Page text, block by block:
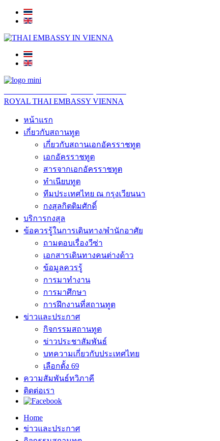
ROYAL THAI EMBASSY VIENNA
หน้าแรก
เกี่ยวกับสถานทูต
เกี่ยวกับสถานเอกอัครราชทูต
เอกอัครราชทูต
สารจากเอกอัครราชทูต
ทำเนียบทูต
ทีมประเทศไทย ณ กรุงเวียนนา
กงสุลกิตติมศักดิ์
บริการกงสุล
ข้อควรรู้ในการเดินทาง/พำนักอาศัย
ถามตอบเรื่องวีซ่า
เอกสารเดินทางคนต่างด้าว
ข้อมูลควรรู้
การมาทำงาน
การมาศึกษา
การฝึกงานที่สถานทูต
ข่าวและประกาศ
กิจกรรมสถานทูต
ข่าวประชาสัมพันธ์
บทความเกี่ยวกับประเทศไทย
เลือกตั้ง 69
ความสัมพันธ์ทวิภาคี
ติดต่อเรา
Home
ข่าวและประกาศ